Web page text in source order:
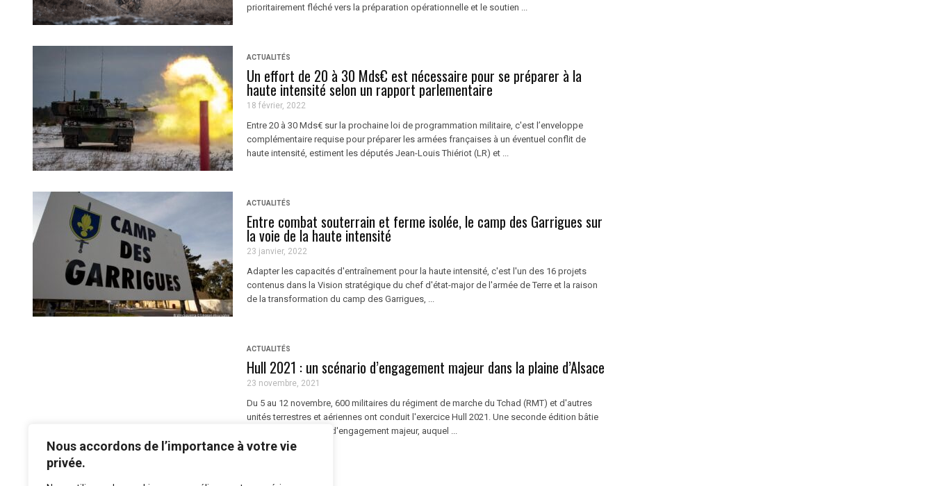
Nous accordons de l’importance à votre vie
privée.
prioritairement fléché vers la préparation opérationnelle et le soutien ...
ACTUALITÉS
Un effort de 20 à 30 Mds€ est nécessaire pour se préparer à la
haute intensité selon un rapport parlementaire
18 février, 2022
Entre 20 à 30 Mds€ sur la prochaine loi de programmation militaire, c'est l’enveloppe
complémentaire requise pour préparer les armées françaises à un éventuel conflit de
haute intensité, estiment les députés Jean-Louis Thiériot (LR) et ...
ACTUALITÉS
Entre combat souterrain et ferme isolée, le camp des Garrigues sur
la voie de la haute intensité
23 janvier, 2022
Adapter les capacités d'entraînement pour la haute intensité, c'est l'un des 16 projets
contenus dans la Vision stratégique du chef d'état-major de l'armée de Terre et la raison
de la transformation du camp des Garrigues, ...
ACTUALITÉS
Hull 2021 : un scénario d’engagement majeur dans la plaine d’Alsace
23 novembre, 2021
Du 5 au 12 novembre, 600 militaires du régiment de marche du Tchad (RMT) et d'autres
unités terrestres et aériennes ont conduit l'exercice Hull 2021. Une seconde édition bâtie
autour d'un scénario d'engagement majeur, auquel ...